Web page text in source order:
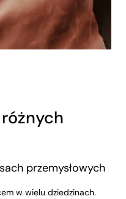
przemysłowych
w wielu dziedzinach.